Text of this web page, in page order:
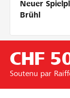
Se connecter
Neuer
Brühl
CHF
Soutenu par